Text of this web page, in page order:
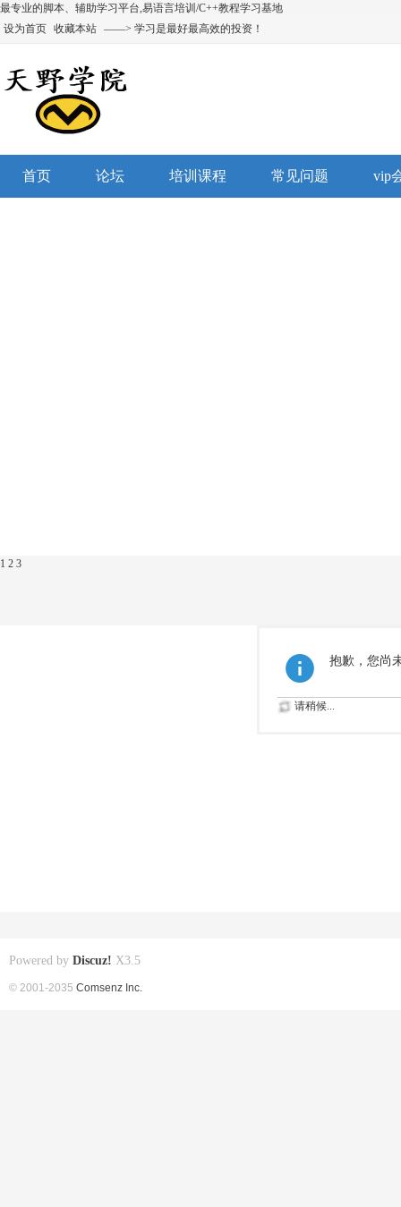
最专业的脚本、辅助学习平台,易语言培训/C++教程学习基地
设为首页 收藏本站 ——> 学习是最好最高效的投资！
首页 论坛 培训课程 常见问题 vip
1 2 3
抱歉，您尚
请稍候...
Powered by Discuz! X3.5
© 2001-2035 Comsenz Inc.